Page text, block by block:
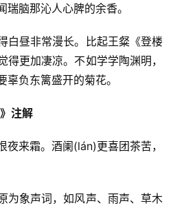
脑那沁人心脾的余香。
白昼非常漫长。比起王粲《登楼
得更加凄凉。不如学学陶渊明，
负东篱盛开的菊花。
注解
来霜。酒阑(lán)更喜团茶苦，
为象声词，如风声、雨声、草木